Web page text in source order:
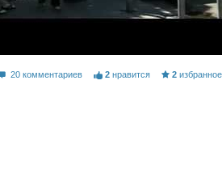
20 комментариев 2 нравится 2 избранное